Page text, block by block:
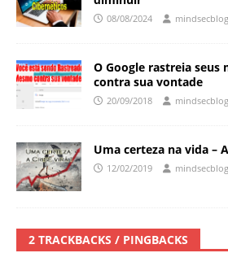
08/08/2024 mindsecblog
O Google rastreia
contra sua vontade
20/09/2018 mindsecblog
Uma certeza na vida – A
12/02/2019 mindsecblog
2 TRACKBACKS / PINGBACKS